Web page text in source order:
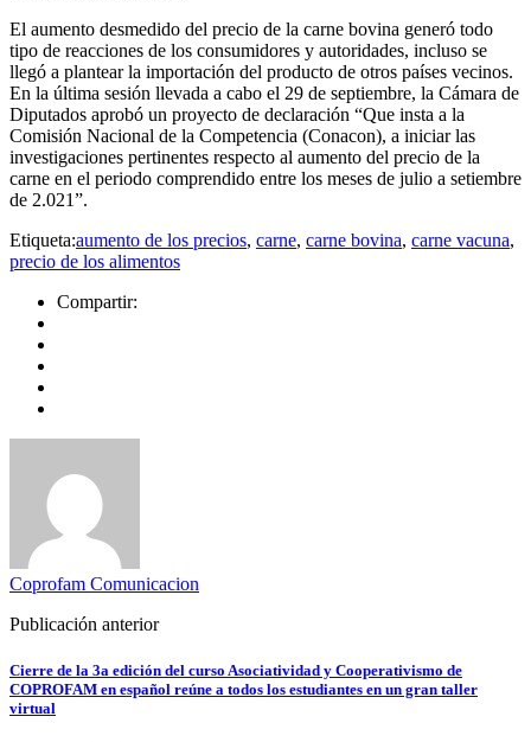
El aumento desmedido del precio de la carne bovina generó todo
tipo de reacciones de los consumidores y autoridades, incluso se
llegó a plantear la importación del producto de otros países vecinos.
En la última sesión llevada a cabo el 29 de septiembre, la Cámara de
Diputados aprobó un proyecto de declaración “Que insta a la
Comisión Nacional de la Competencia (Conacon), a iniciar las
investigaciones pertinentes respecto al aumento del precio de la
carne en el periodo comprendido entre los meses de julio a setiembre
de 2.021”.
Etiqueta:aumento de los precios, carne, carne bovina, carne vacuna,
precio de los alimentos
Compartir:
Coprofam Comunicacion
Publicación anterior
Cierre de la 3a edición del curso Asociatividad y Cooperativismo de
COPROFAM en español reúne a todos los estudiantes en un gran taller
virtual